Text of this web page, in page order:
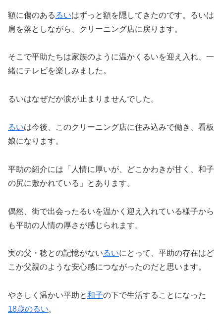
額に傷のある るいはずっと額を隠してきたのです。るいは
肩を落としながら、クリーニング店に戻ります。
そこで平助たちは家族のように温かくるいを迎え入れ、一
緒にテレビを楽しみました。
るいはなぜだか涙が止まりませんでした。
るいは今後、このクリーニング店に住み込みで働き、看板
娘になります。
平助の紹介には「人情に厚いが、どこかわきが甘く、和子
の尻に敷かれている」とあります。
偶然、街で出会ったるいを温かく迎え入れている様子から
も平助の人情の厚さが感じられます。
実の父・稔との記憶がないるいにとって、平助の存在はど
こか父親のような安心感につながったのだと思います。
やさしく温かい平助と和子の下で生活することになった
18歳のるい。